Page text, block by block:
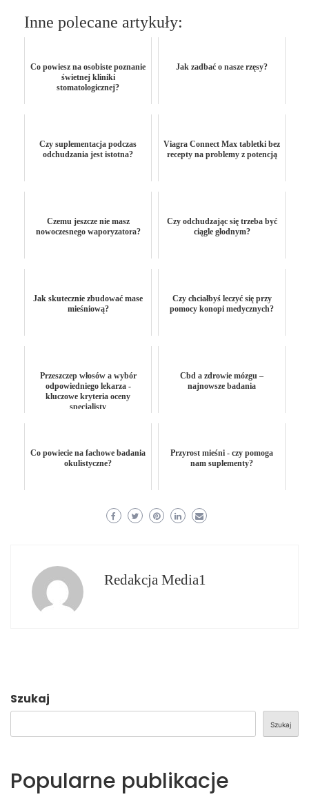
Inne polecane artykuły:
Co powiesz na osobiste poznanie
świetnej kliniki
stomatologicznej?
Jak zadbać o nasze rzęsy?
Czy suplementacja podczas
odchudzania jest istotna?
Viagra Connect Max tabletki bez
recepty na problemy z potencją
Czemu jeszcze nie masz
nowoczesnego waporyzatora?
Czy odchudzając się trzeba być
ciągle głodnym?
Jak skutecznie zbudować mase
mieśniową?
Czy chciałbyś leczyć się przy
pomocy konopi medycznych?
Przeszczep włosów a wybór
odpowiedniego lekarza -
kluczowe kryteria oceny
specjalisty
Cbd a zdrowie mózgu –
najnowsze badania
Co powiecie na fachowe badania
okulistyczne?
Przyrost mieśni - czy pomoga
nam suplementy?
Redakcja Media1
Szukaj
Szukaj
Popularne publikacje